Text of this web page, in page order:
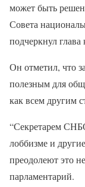
может быть
Совета
подчеркнул глава
Он отметил, что
полезным для
как всем другим
“Секретарем
лоббизме и
преодолеют это
парламентарий.